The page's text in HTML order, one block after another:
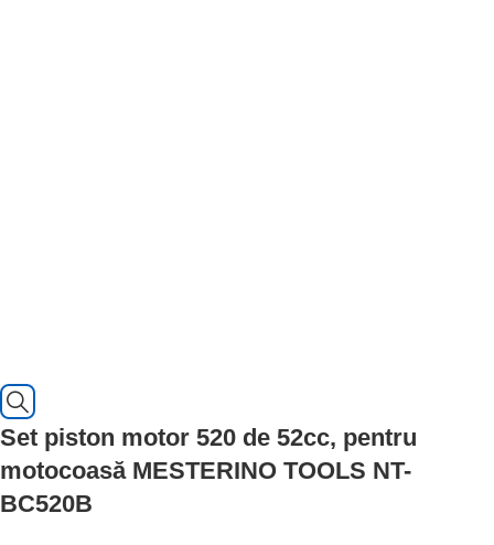
Set piston motor 520 de 52cc, pentru
motocoasă MESTERINO TOOLS NT-
BC520B